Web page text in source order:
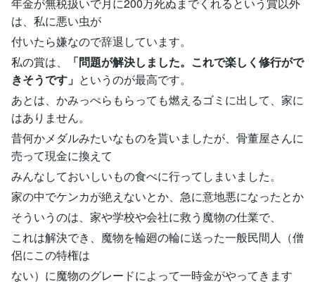
は、私に悪い虫が
付いたら嫌なので辞退しています。
私の賞は、
「問題が解決しました。これで楽しく修行がで
きそうです」 というのが最高です。
あとは、かみっぺらもらっても燃えるゴミに出して、家に
はありません。
昔何かメダルみたいなものを貰いましたが、骨董屋さんに
売って現金に換えて
みんなしておいしいもの食べに行ってしまいました。
家の中でケンカが絶えないとか、急に意地悪になったとか
そういうのは、家や学校や会社に救う魔物の仕業で、
これは解決でき、魔物を輪廻の輪に送った一般民間人（僧
侶にこの特権は
ない）に魔物のグレードによって一時金がやってきます